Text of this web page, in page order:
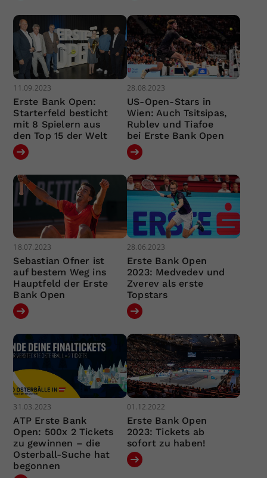
11.09.2023
Erste Bank Open:
Starterfeld besticht
mit 8 Spielern aus
den Top 15 der Welt
28.08.2023
US-Open-Stars in
Wien: Auch Tsitsipas,
Rublev und Tiafoe
bei Erste Bank Open
18.07.2023
Sebastian Ofner ist
auf bestem Weg ins
Hauptfeld der Erste
Bank Open
28.06.2023
Erste Bank Open
2023: Medvedev und
Zverev als erste
Topstars
31.03.2023
ATP Erste Bank
Open: 500x 2 Tickets
zu gewinnen – die
Osterball-Suche hat
begonnen
01.12.2022
Erste Bank Open
2023: Tickets ab
sofort zu haben!